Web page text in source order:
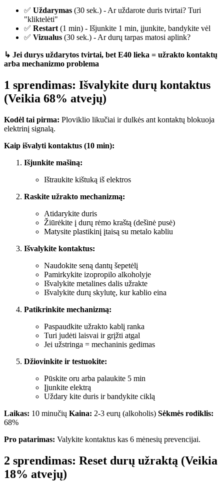
✅ Uždarymas (30 sek.) - Ar uždarote duris tvirtai? Turi
"kliktelėti"
✅ Restart(1 min) - Išjunkite 1 min, įjunkite, bandykite vėl
✅ Vizualus (30 sek.) - Ar durų tarpas matosi aplink?
↳ Jei durys uždarytos tvirtai, bet E40 lieka = užrakto kontaktų
arba mechanizmo problema
1 sprendimas: Išvalykite durų kontaktus
(Veikia 68% atvejų)
Kodėl tai pirma: Ploviklio likučiai ir dulkės ant kontaktų blokuoja
elektrinį signalą.
Kaip išvalyti kontaktus (10 min):
Išjunkite mašiną:
Ištraukite kištuką iš elektros
Raskite užrakto mechanizmą:
Atidarykite duris
Žiūrėkite į durų rėmo kraštą (dešinė pusė)
Matysite plastikinį įtaisą su metalo kabliu
Išvalykite kontaktus:
Naudokite seną dantų šepetėlį
Pamirkykite izopropilo alkoholyje
Išvalykite metalines dalis užrakte
Išvalykite durų skylutę, kur kablio eina
Patikrinkite mechanizmą:
Paspaudkite užrakto kablį ranka
Turi judėti laisvai ir grįžti atgal
Jei užstringa = mechaninis gedimas
Džiovinkite ir testuokite:
Pūskite oru arba palaukite 5 min
Įjunkite elektrą
Uždary kite duris ir bandykite ciklą
Laikas: 10 minučių Kaina: 2-3 eurų (alkoholis) Sėkmės rodiklis:
68%
Pro patarimas: Valykite kontaktus kas 6 mėnesių prevencijai.
2 sprendimas: Reset durų užraktą (Veikia
18% atvejų)